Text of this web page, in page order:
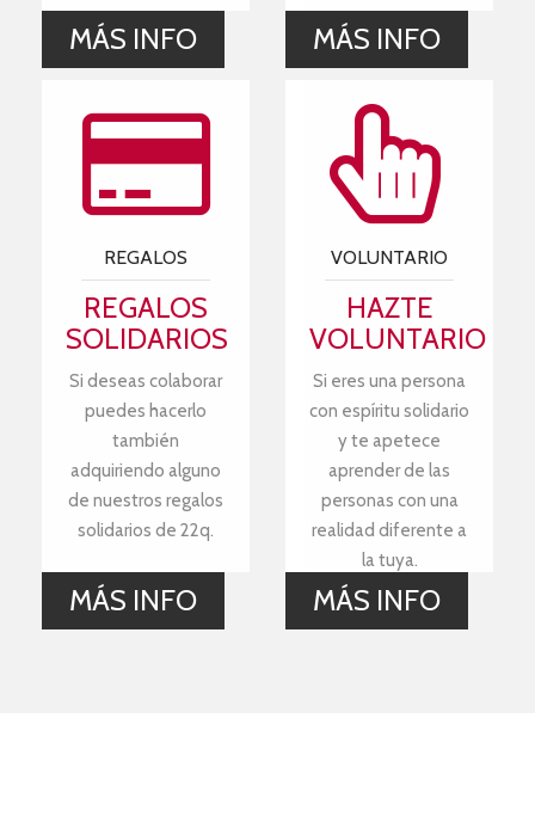
MÁS INFO MÁS INFO
REGALOS
REGALOS
SOLIDARIOS
Si deseas colaborar
puedes hacerlo
también
adquiriendo alguno
de nuestros regalos
solidarios de 22q.
MÁS INFO
VOLUNTARIO
HAZTE
VOLUNTARIO
Si eres una persona
con espíritu solidario
y te apetece
aprender de las
personas con una
realidad diferente a
la tuya.
MÁS INFO